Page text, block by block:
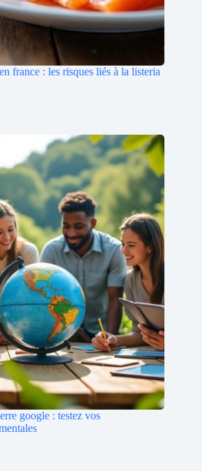
france : les risques liés à la listeria
google : testez vos